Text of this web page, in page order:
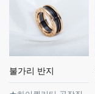
불가리 반지